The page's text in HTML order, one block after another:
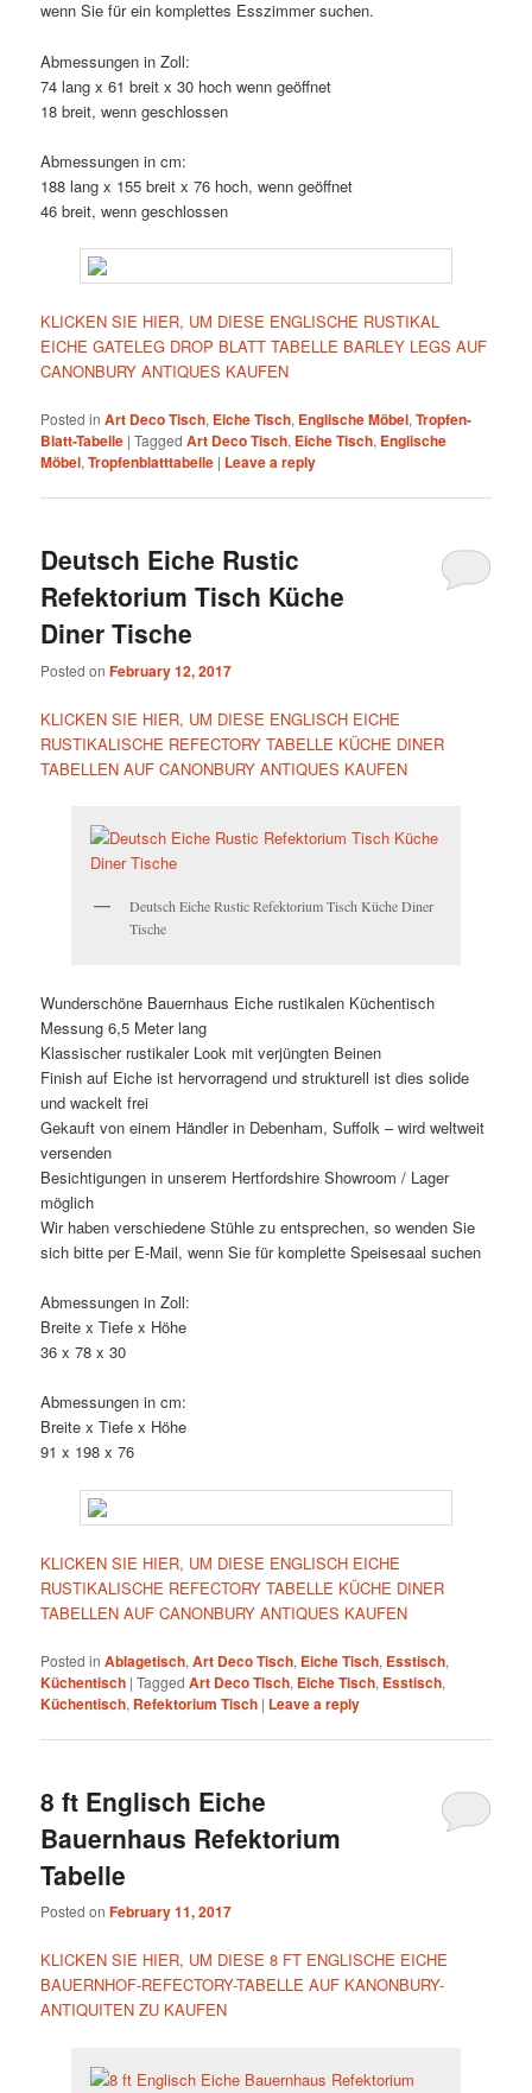
wenn Sie für ein komplettes Esszimmer suchen.
Abmessungen in Zoll:
74 lang x 61 breit x 30 hoch wenn geöffnet
18 breit, wenn geschlossen
Abmessungen in cm:
188 lang x 155 breit x 76 hoch, wenn geöffnet
46 breit, wenn geschlossen
KLICKEN SIE HIER, UM DIESE ENGLISCHE RUSTIKAL
EICHE GATELEG DROP BLATT TABELLE BARLEY LEGS AUF
CANONBURY ANTIQUES KAUFEN
Posted in Art Deco Tisch, Eiche Tisch, Englische Möbel,Tropfen-
Blatt-Tabelle |Tagged Art Deco Tisch, Eiche Tisch, Englische
Möbel,Tropfenblatttabelle | Leave a reply
Deutsch Eiche Rustic
Refektorium Tisch Küche
Diner Tische
Posted onFebruary 12, 2017
KLICKEN SIE HIER, UM DIESE ENGLISCH EICHE
RUSTIKALISCHE REFECTORY TABELLE KÜCHE DINER
TABELLEN AUF CANONBURY ANTIQUES KAUFEN
Deutsch Eiche Rustic Refektorium Tisch Küche Diner
Tische
Wunderschöne Bauernhaus Eiche rustikalen Küchentisch
Messung 6,5 Meter lang
Klassischer rustikaler Look mit verjüngten Beinen
Finish auf Eiche ist hervorragend und strukturell ist dies solide
und wackelt frei
Gekauft von einem Händler in Debenham, Suffolk – wird weltweit
versenden
Besichtigungen in unserem Hertfordshire Showroom / Lager
möglich
Wir haben verschiedene Stühle zu entsprechen, so wenden Sie
sich bitte per E-Mail, wenn Sie für komplette Speisesaal suchen
Abmessungen in Zoll:
Breite x Tiefe x Höhe
36 x 78 x 30
Abmessungen in cm:
Breite x Tiefe x Höhe
91 x 198 x 76
KLICKEN SIE HIER, UM DIESE ENGLISCH EICHE
RUSTIKALISCHE REFECTORY TABELLE KÜCHE DINER
TABELLEN AUF CANONBURY ANTIQUES KAUFEN
Posted in Ablagetisch,Art Deco Tisch, Eiche Tisch, Esstisch,
Küchentisch |Tagged Art Deco Tisch, Eiche Tisch, Esstisch,
Küchentisch, Refektorium Tisch | Leave a reply
8 ft Englisch Eiche
Bauernhaus Refektorium
Tabelle
Posted onFebruary 11, 2017
KLICKEN SIE HIER, UM DIESE 8 FT ENGLISCHE EICHE
BAUERNHOF-REFECTORY-TABELLE AUF KANONBURY-
ANTIQUITEN ZU KAUFEN